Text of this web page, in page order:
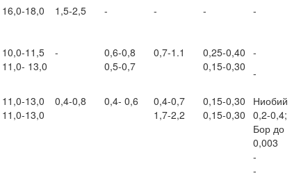
16,0-18,0 1,5-2,5 - - - -
10,0-11,5
11,0- 13,0
-
0,6-0,8
0,5-0,7
0,7-1.1
0,25-0,40
0,15-0,30
-
-
11,0-13,0
11,0-13,0
0,4-0,8 0,4- 0,6
0,4-0,7
1,7-2,2
0,15-0,30
0,15-0,30
Ниобий
0,2-0,4;
Бор до
0,003
-
-